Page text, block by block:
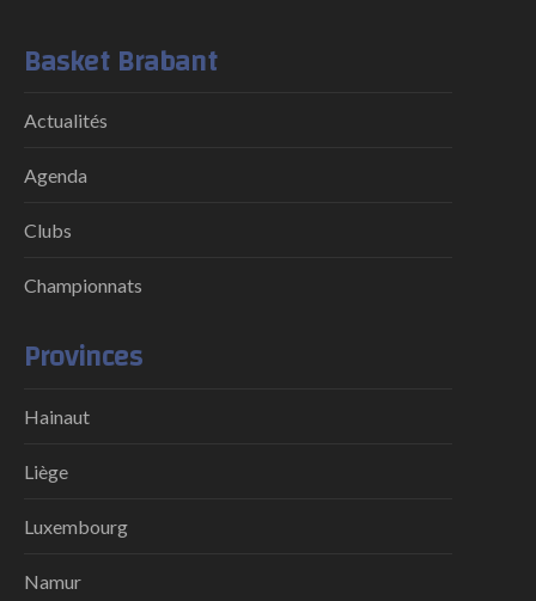
Basket Brabant
Actualités
Agenda
Clubs
Championnats
Provinces
Hainaut
Liège
Luxembourg
Namur